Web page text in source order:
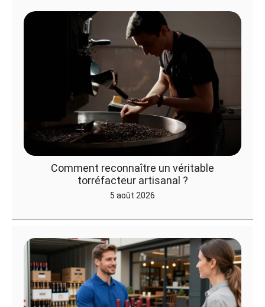
Comment reconnaître un véritable
torréfacteur artisanal ?
5 août 2026